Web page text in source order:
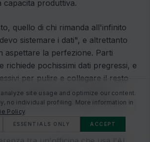
capacita produttiva.
quello di chi rimanda all'infinito
sistemare i dati", e altrettanto
aspettare la perfezione. Parti
richiede pochissimi dati pregressi, e
per pulire e collegare il resto
gia produce ritorno. Il dato si
non in un cantiere fermo
site usage and optimize our content.
no individual profiling. More information in
Policy.
ESSENTIALS ONLY ACCEPT